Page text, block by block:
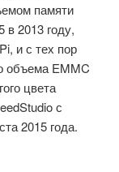
памяти
в 2013 году,
и с тех пор
объема EMMC
цвета
с
2015 года.